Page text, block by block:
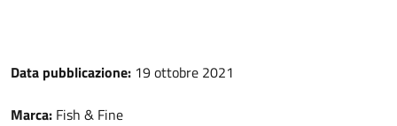
Data pubblicazione: 19 ottobre 2021
Marca: Fish & Fine